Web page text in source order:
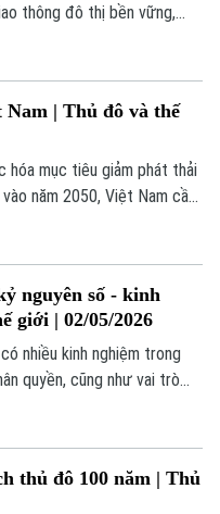
soạn
thông đô thị bền vững,
dựng đường sắt chuyên
| Thủ đô và thế
hóa mục tiêu giảm phát thải
năm 2050, Việt Nam cần
lượng.... Liên minh châu
nhiều hỗ trợ trong giao
bền vững và năng lượng
Việt Nam đạt mục tiêu này.
nguyên số - kinh
giới | 02/05/2026
nhiều kinh nghiệm trong
quyền, cũng như vai trò
dân.
thủ đô 100 năm | Thủ